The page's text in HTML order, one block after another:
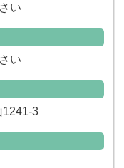
い
い
1241-3